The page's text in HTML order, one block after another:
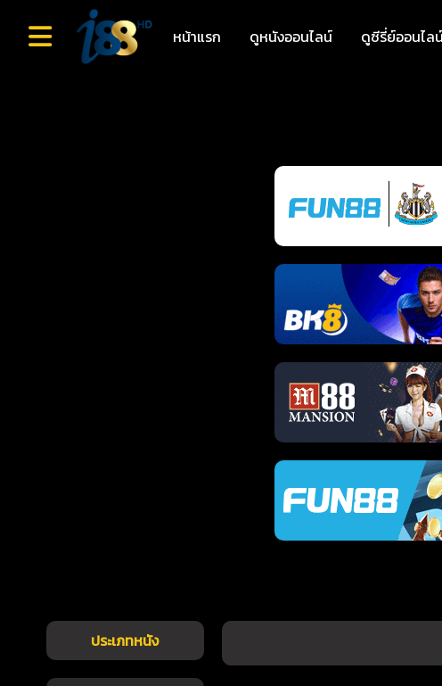
หน้าแรก ดูหนังออนไลน์ ดูซีรี่ย์ออนไล
ประเภทหนัง